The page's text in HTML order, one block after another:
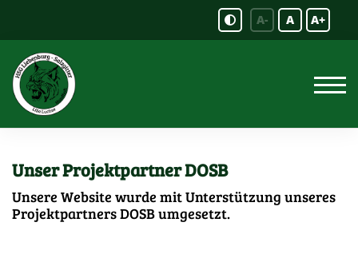
A- A A+
Unser Projektpartner DOSB
Unsere Website wurde mit Unterstützung unseres
Projektpartners DOSB umgesetzt.